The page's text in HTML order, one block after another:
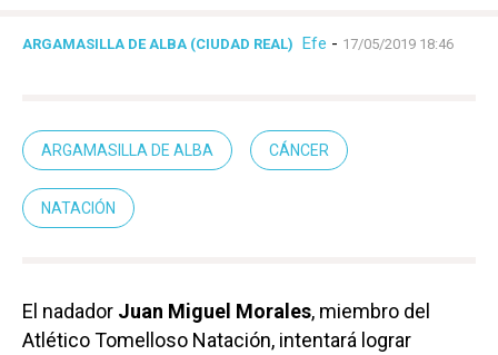
ARGAMASILLA DE ALBA (CIUDAD REAL) Efe - 17/05/2019 18:46
ARGAMASILLA DE ALBA CÁNCER
NATACIÓN
El nadador Juan Miguel Morales, miembro del
Atlético Tomelloso Natación, intentará lograr